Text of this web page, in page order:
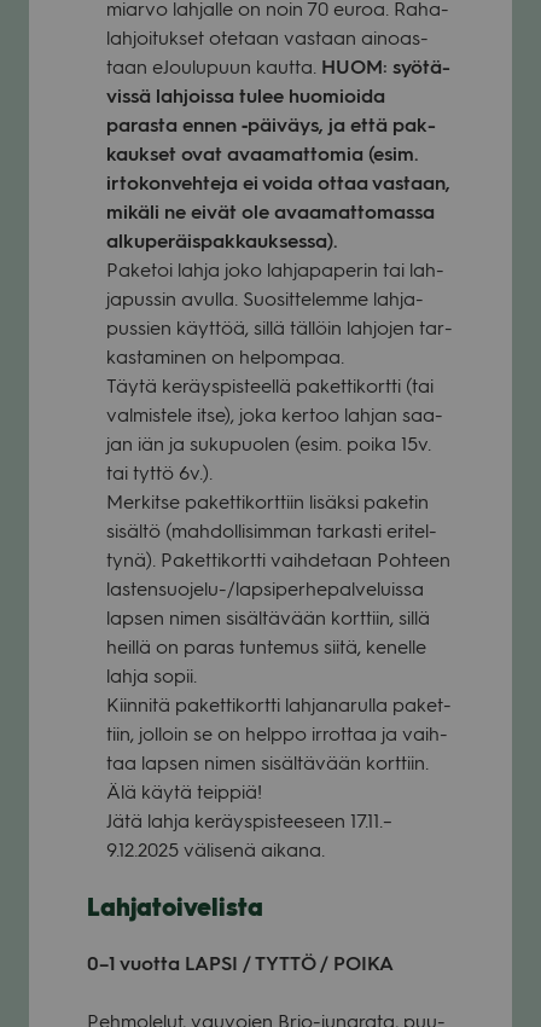
miarvo lah­jalle on noin 70 euroa. Raha­
lah­joi­tuk­set ote­taan vas­taan ainoas­
taan eJou­lu­puun kautta. HUOM: syö­tä­
vissä lah­joissa tulee huo­mioida
parasta ennen ‑päi­väys, ja että pak­
kauk­set ovat avaa­mat­to­mia (esim.
irto­kon­veh­teja ei voida ottaa vas­taan,
mikäli ne eivät ole avaa­mat­to­massa
alku­pe­räis­pak­kauk­sessa).
Pake­toi lahja joko lah­ja­pa­pe­rin tai lah­
ja­pus­sin avulla. Suo­sit­te­lemme lah­ja­
pus­sien käyt­töä, sillä täl­löin lah­jo­jen tar­
kas­ta­mi­nen on hel­pom­paa.
Täytä keräys­pis­teellä paket­ti­kortti (tai
val­mis­tele itse), joka ker­too lah­jan saa­
jan iän ja suku­puo­len (esim. poika 15v.
tai tyttö 6v.).
Mer­kitse paket­ti­kort­tiin lisäksi pake­tin
sisältö (mah­dol­li­sim­man tar­kasti eri­tel­
tynä). Paket­ti­kortti vaih­de­taan Poh­teen
las­ten­suo­jelu-/lap­si­per­he­pal­ve­luissa
lap­sen nimen sisäl­tä­vään kort­tiin, sillä
heillä on paras tun­te­mus siitä, kenelle
lahja sopii.
Kiin­nitä paket­ti­kortti lah­ja­na­rulla paket­
tiin, jol­loin se on helppo irrot­taa ja vaih­
taa lap­sen nimen sisäl­tä­vään kort­tiin.
Älä käytä teip­piä!
Jätä lahja keräys­pis­tee­seen 17.11.–
9.12.2025 väli­senä aikana.
Lah­ja­toi­ve­lista
0–1 vuotta LAPSI / TYTTÖ / POIKA
Peh­mo­le­lut, vau­vo­jen Brio-juna­rata, puu­